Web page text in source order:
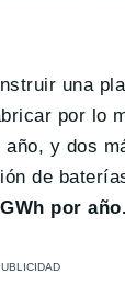
una
por lo
y dos
de
por año.